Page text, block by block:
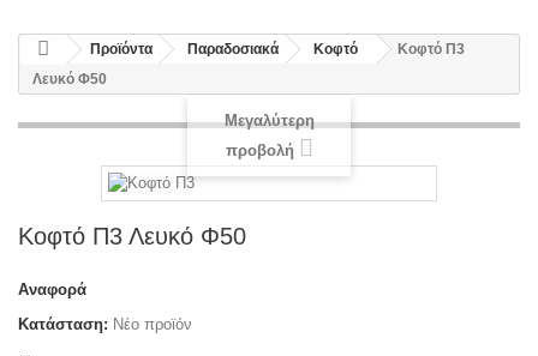
Προϊόντα Παραδοσιακά Κοφτό
Κοφτό Π3
Λευκό Φ50
Μεγαλύτερη
προβολή
Κοφτό Π3 Λευκό Φ50
Αναφορά
Κατάσταση: Νέο προϊόν